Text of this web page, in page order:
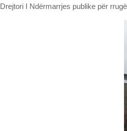
Drejtori I Ndërmarrjes publike për